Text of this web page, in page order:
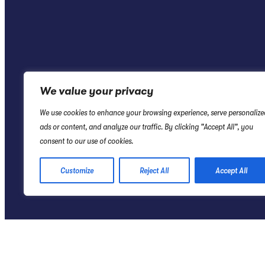
We value your privacy
We use cookies to enhance your browsing experience, serve
ads or content, and analyze our traffic. By clicking "Accept All", you
consent to our use of cookies.
Customize Reject All Accept All